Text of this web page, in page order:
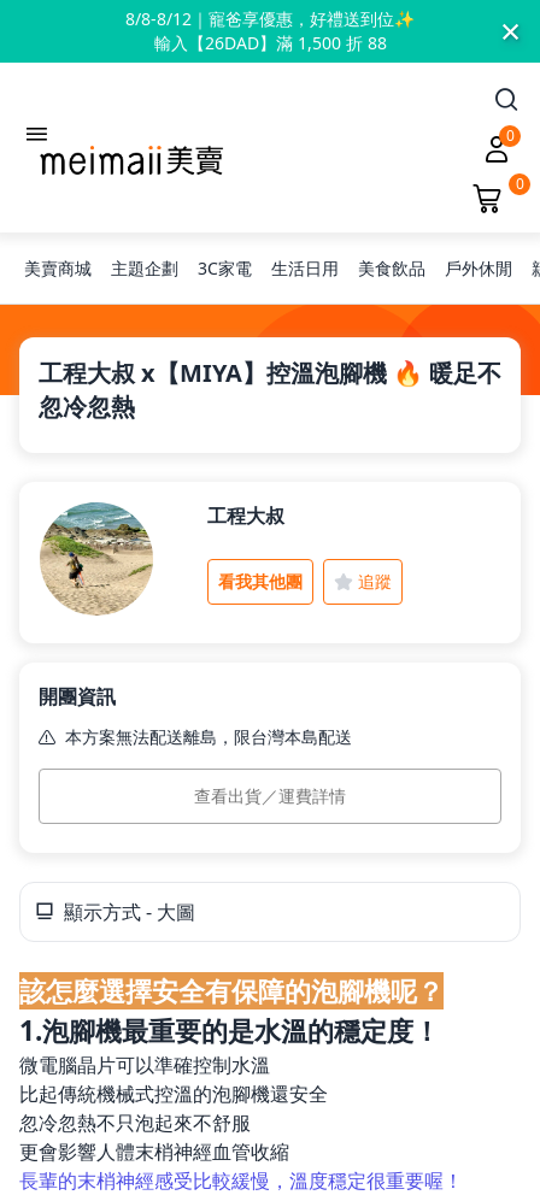
8/8-8/12｜寵爸享優惠，好禮送到位✨
輸入【26DAD】滿 1,500 折 88
×
0
0
美賣商城 主題企劃
旅行神隊友
兒童禮物
父親節好禮
租屋小家電
3C家電 生活日用 美食飲品 戶外休閒
工程大叔
看我其他團 追蹤
開團資訊
本方案無法配送離島，限台灣本島配送
本島運費
$0
訂單付款完成後 5 個工作日內依訂單順序出貨。
查看出貨／運費詳情
工程大叔 x【MIYA】控溫泡腳機 🔥 暖足不
忽冷忽熱
顯示方式 - 大圖
該怎麼選擇安全有保障的泡腳機呢？
1.泡腳機最重要的是水溫的穩定度！
微電腦晶片可以準確控制水溫
比起傳統機械式控溫的泡腳機還安全
忽冷忽熱不只泡起來不舒服
更會影響人體末梢神經血管收縮
長輩的末梢神經感受比較緩慢，溫度穩定很重要喔！